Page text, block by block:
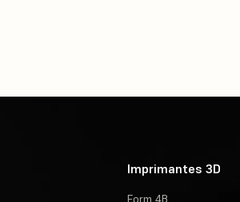
Imprimantes 3D
Form 4B